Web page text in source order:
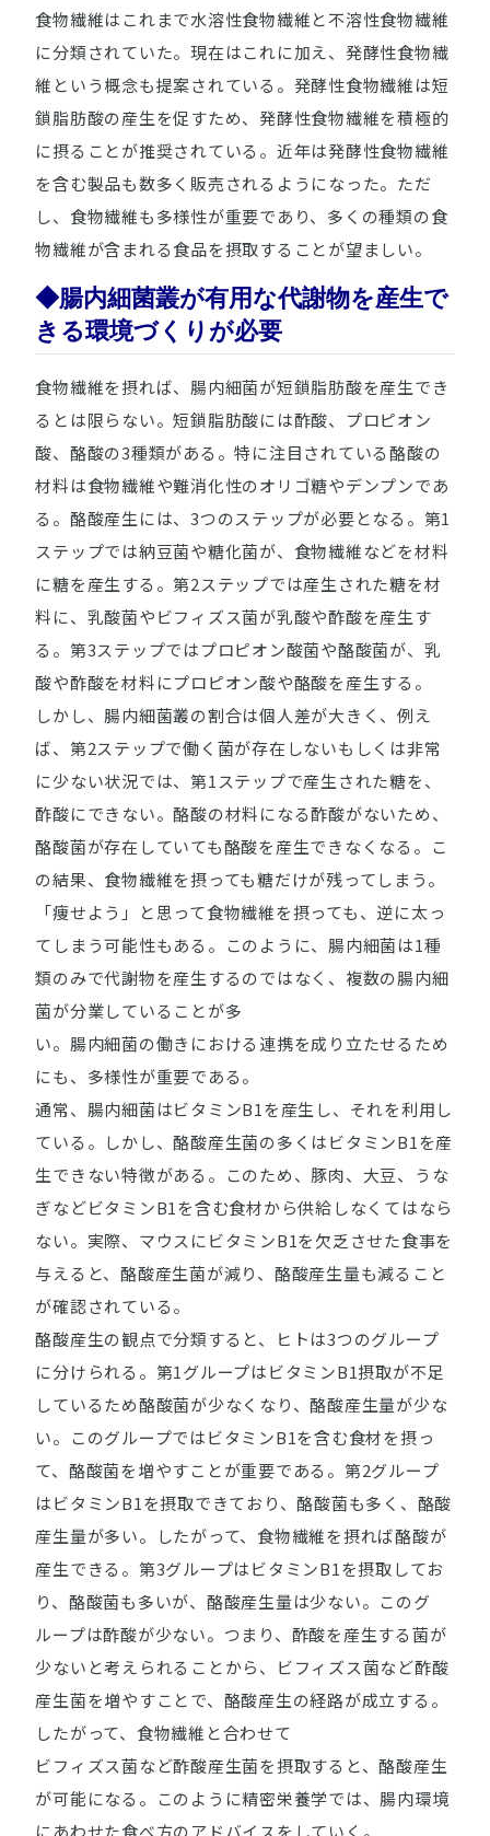
食物繊維はこれまで水溶性食物繊維と不溶性食物繊維
に分類されていた。現在はこれに加え、発酵性食物繊
維という概念も提案されている。発酵性食物繊維は短
鎖脂肪酸の産生を促すため、発酵性食物繊維を積極的
に摂ることが推奨されている。近年は発酵性食物繊維
を含む製品も数多く販売されるようになった。ただ
し、食物繊維も多様性が重要であり、多くの種類の食
物繊維が含まれる食品を摂取することが望ましい。
◆腸内細菌叢が有用な代謝物を産生で
きる環境づくりが必要
食物繊維を摂れば、腸内細菌が短鎖脂肪酸を産生でき
るとは限らない。短鎖脂肪酸には酢酸、プロピオン
酸、酪酸の3種類がある。特に注目されている酪酸の
材料は食物繊維や難消化性のオリゴ糖やデンプンであ
る。酪酸産生には、3つのステップが必要となる。第1
ステップでは納豆菌や糖化菌が、食物繊維などを材料
に糖を産生する。第2ステップでは産生された糖を材
料に、乳酸菌やビフィズス菌が乳酸や酢酸を産生す
る。第3ステップではプロピオン酸菌や酪酸菌が、乳
酸や酢酸を材料にプロピオン酸や酪酸を産生する。
しかし、腸内細菌叢の割合は個人差が大きく、例え
ば、第2ステップで働く菌が存在しないもしくは非常
に少ない状況では、第1ステップで産生された糖を、
酢酸にできない。酪酸の材料になる酢酸がないため、
酪酸菌が存在していても酪酸を産生できなくなる。こ
の結果、食物繊維を摂っても糖だけが残ってしまう。
「痩せよう」と思って食物繊維を摂っても、逆に太っ
てしまう可能性もある。このように、腸内細菌は1種
類のみで代謝物を産生するのではなく、複数の腸内細
菌が分業していることが多
い。腸内細菌の働きにおける連携を成り立たせるため
にも、多様性が重要である。
通常、腸内細菌はビタミンB1を産生し、それを利用し
ている。しかし、酪酸産生菌の多くはビタミンB1を産
生できない特徴がある。このため、豚肉、大豆、うな
ぎなどビタミンB1を含む食材から供給しなくてはなら
ない。実際、マウスにビタミンB1を欠乏させた食事を
与えると、酪酸産生菌が減り、酪酸産生量も減ること
が確認されている。
酪酸産生の観点で分類すると、ヒトは3つのグループ
に分けられる。第1グループはビタミンB1摂取が不足
しているため酪酸菌が少なくなり、酪酸産生量が少な
い。このグループではビタミンB1を含む食材を摂っ
て、酪酸菌を増やすことが重要である。第2グループ
はビタミンB1を摂取できており、酪酸菌も多く、酪酸
産生量が多い。したがって、食物繊維を摂れば酪酸が
産生できる。第3グループはビタミンB1を摂取してお
り、酪酸菌も多いが、酪酸産生量は少ない。このグ
ループは酢酸が少ない。つまり、酢酸を産生する菌が
少ないと考えられることから、ビフィズス菌など酢酸
産生菌を増やすことで、酪酸産生の経路が成立する。
したがって、食物繊維と合わせて
ビフィズス菌など酢酸産生菌を摂取すると、酪酸産生
が可能になる。このように精密栄養学では、腸内環境
にあわせた食べ方のアドバイスをしていく。